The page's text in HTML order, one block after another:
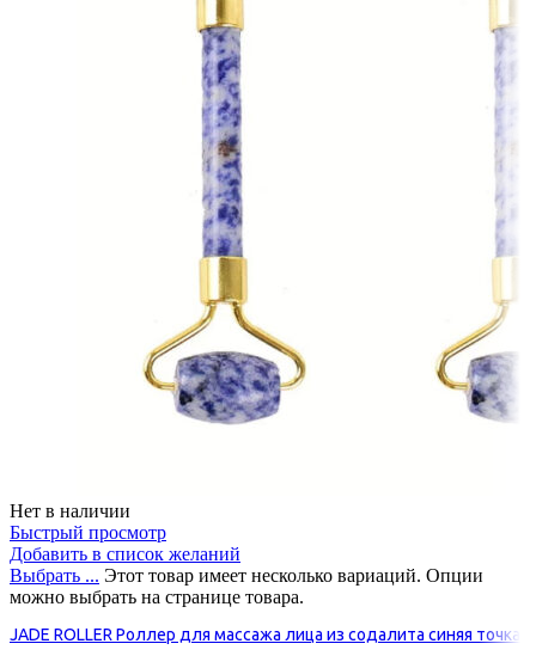
Нет в наличии
Быстрый просмотр
Добавить в список желаний
Выбрать ... Этот товар имеет несколько вариаций. Опции
можно выбрать на странице товара.
JADE ROLLER Роллер для массажа лица из содалита синяя точка